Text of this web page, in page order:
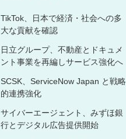
TikTok、日本で経済・社会への多
大な貢献を確認
日立グループ、不動産とドキュメ
ント事業を再編しサービス強化へ
SCSK、ServiceNow Japan と戦略
的連携強化
サイバーエージェント、みずほ銀
行とデジタル広告提供開始